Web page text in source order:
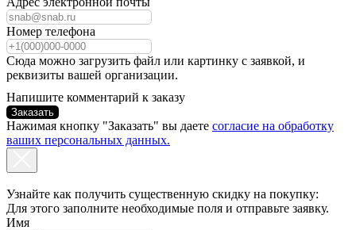
Номер телефона
Сюда можно загрузить файл или картинку с заявкой, и
реквизиты вашей организации.
Напишите комментарий к заказу
Заказать
Нажимая кнопку "Заказать" вы даете согласие на обработку
ваших персональных данных.
Узнайте как получить существенную скидку на покупку:
Для этого заполните необходимые поля и отправьте заявку.
Имя